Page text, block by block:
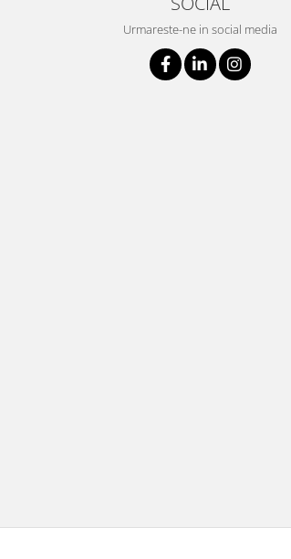
Urmareste-ne in social media